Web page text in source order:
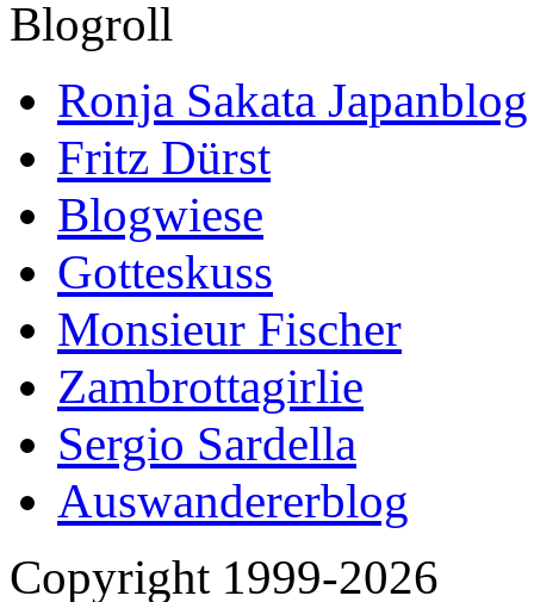
Blogroll
Ronja Sakata Japanblog
Fritz Dürst
Blogwiese
Gotteskuss
Monsieur Fischer
Zambrottagirlie
Sergio Sardella
Auswandererblog
Copyright 1999-2026